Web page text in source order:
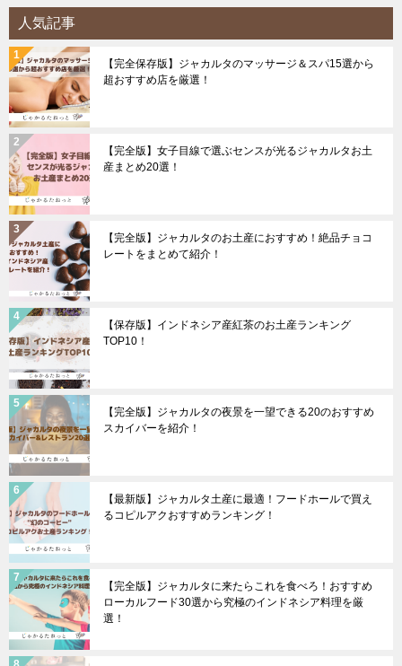
人気記事
【完全保存版】ジャカルタのマッサージ＆スパ15選から
超おすすめ店を厳選！
【完全版】女子目線で選ぶセンスが光るジャカルタお土
産まとめ20選！
【完全版】ジャカルタのお土産におすすめ！絶品チョコ
レートをまとめて紹介！
【保存版】インドネシア産紅茶のお土産ランキング
TOP10！
【完全版】ジャカルタの夜景を一望できる20のおすすめ
スカイバーを紹介！
【最新版】ジャカルタ土産に最適！フードホールで買え
るコピルアクおすすめランキング！
【完全版】ジャカルタに来たらこれを食べろ！おすすめ
ローカルフード30選から究極のインドネシア料理を厳
選！